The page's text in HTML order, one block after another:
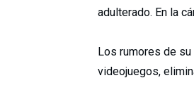
adulterado. En la
Los rumores de
videojuegos,